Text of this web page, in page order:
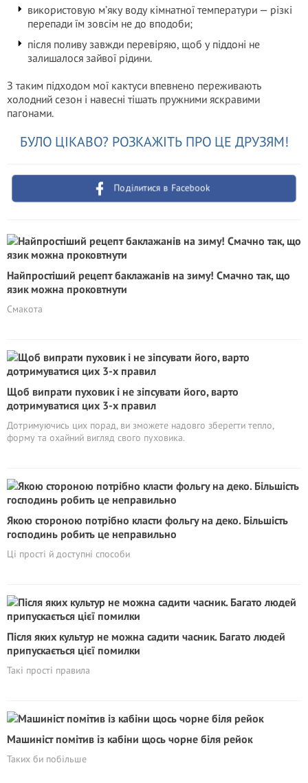
використовую м’яку воду кімнатної температури — різкі
перепади їм зовсім не до вподоби;
після поливу завжди перевіряю, щоб у піддоні не
залишалося зайвої рідини.
З таким підходом мої кактуси впевнено переживають
холодний сезон і навесні тішать пружними яскравими
пагонами.
БУЛО ЦІКАВО? РОЗКАЖІТЬ ПРО ЦЕ ДРУЗЯМ!
Поділитися в Facebook
Найпростіший рецепт баклажанів на зиму! Смачно так, що
язик можна проковтнути
Смакота
Щоб випрати пуховик і не зіпсувати його, варто
дотримуватися цих 3-х правил
Дотримуючись цих порад, ви зможете надовго зберегти тепло,
форму та охайний вигляд свого пуховика.
Якою стороною потрібно класти фольгу на деко. Більшість
господинь робить це неправильно
Ці прості й доступні способи
Після яких культур не можна садити часник. Багато людей
припускається цієї помилки
Такі прості правила
Машиніст помітив із кабіни щось чорне біля рейок
Таких би побільше